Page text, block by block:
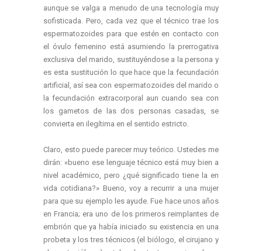
aunque se valga a menudo de una tecnología muy
sofisticada. Pero, cada vez que el técnico trae los
espermatozoides para que estén en contacto con
el óvulo femenino está asumiendo la prerrogativa
exclusiva del marido, sustituyéndose a la persona y
es esta sustitución lo que hace que la fecundación
artificial, así sea con espermatozoides del marido o
la fecundación extracorporal aun cuando sea con
los gametos de las dos personas casadas, se
convierta en ilegítima en el sentido estricto.
Claro, esto puede parecer muy teórico. Ustedes me
dirán: «bueno ese lenguaje técnico está muy bien a
nivel académico, pero ¿qué significado tiene la en
vida cotidiana?» Bueno, voy a recurrir a una mujer
para que su ejemplo les ayude. Fue hace unos años
en Francia; era uno de los primeros reimplantes de
embrión que ya había iniciado su existencia en una
probeta y los tres técnicos (el biólogo, el cirujano y